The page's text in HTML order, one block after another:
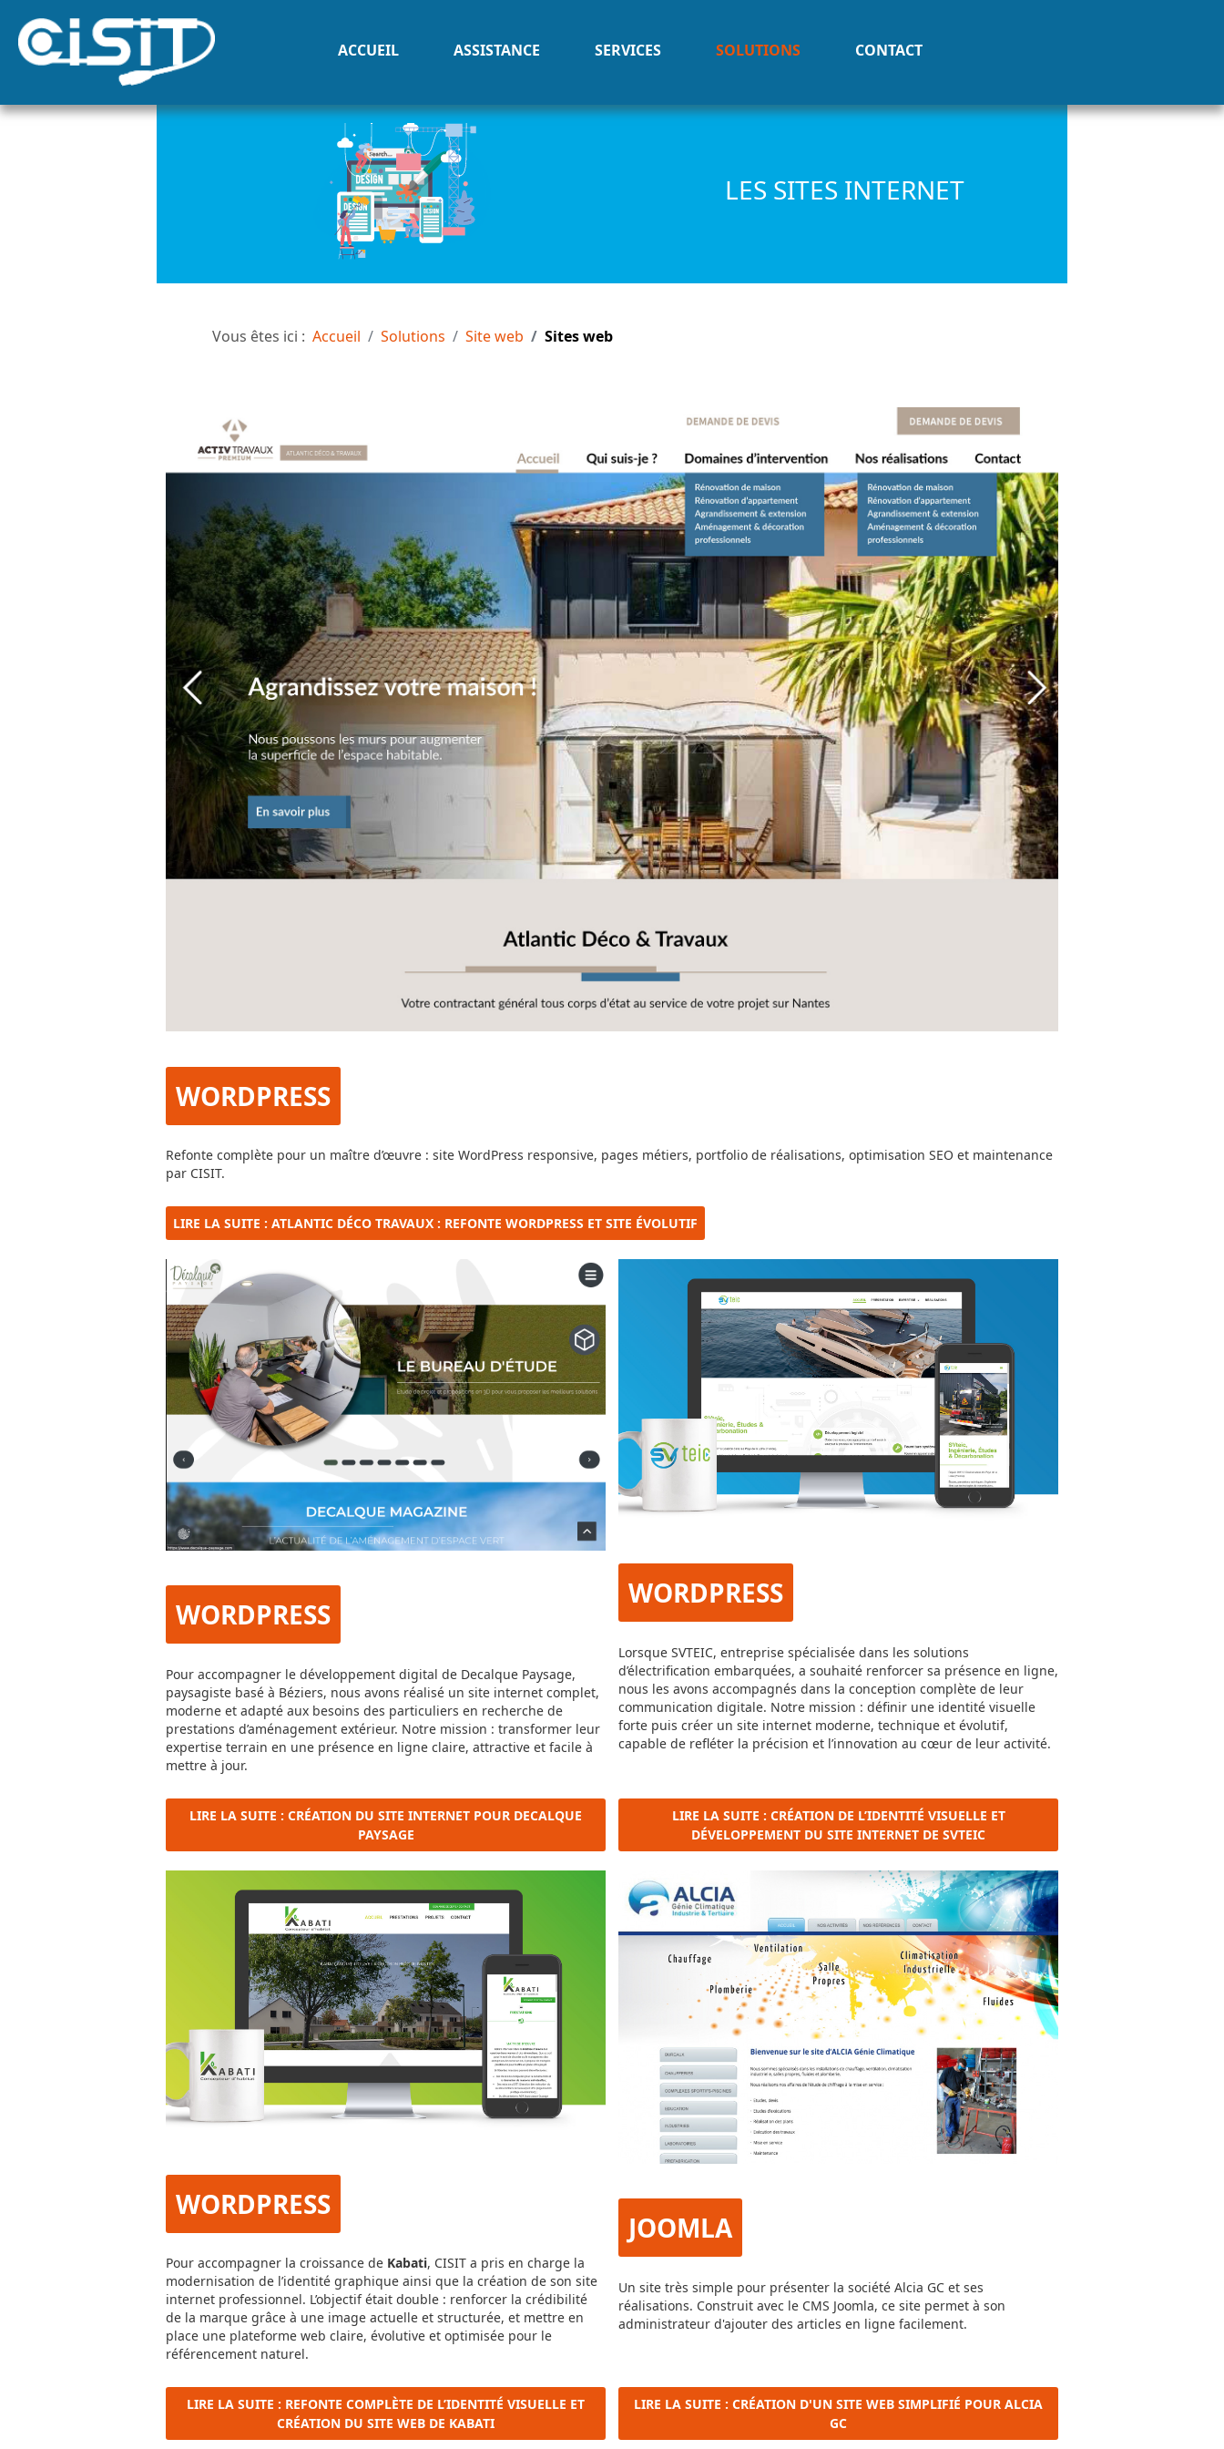
ACCUEIL ASSISTANCE SERVICES SOLUTIONS CONTACT
LES SITES INTERNET
Vous êtes ici : Accueil Solutions Site web Sites web
WORDPRESS
Refonte complète pour un maître d’œuvre : site WordPress responsive, pages métiers, portfolio de réalisations, optimisation SEO et maintenance
par CISIT.
LIRE LA SUITE : ATLANTIC DÉCO TRAVAUX : REFONTE WORDPRESS ET SITE ÉVOLUTIF
WORDPRESS
Pour accompagner le développement digital de Decalque Paysage,
paysagiste basé à Béziers, nous avons réalisé un site internet complet,
moderne et adapté aux besoins des particuliers en recherche de
prestations d’aménagement extérieur. Notre mission : transformer leur
expertise terrain en une présence en ligne claire, attractive et facile à
mettre à jour.
LIRE LA SUITE : CRÉATION DU SITE INTERNET POUR DECALQUE
PAYSAGE
WORDPRESS
Lorsque SVTEIC, entreprise spécialisée dans les solutions
d’électrification embarquées, a souhaité renforcer sa présence en ligne,
nous les avons accompagnés dans la conception complète de leur
communication digitale. Notre mission : définir une identité visuelle
forte puis créer un site internet moderne, technique et évolutif,
capable de refléter la précision et l’innovation au cœur de leur activité.
LIRE LA SUITE : CRÉATION DE L’IDENTITÉ VISUELLE ET
DÉVELOPPEMENT DU SITE INTERNET DE SVTEIC
WORDPRESS
Pour accompagner la croissance de Kabati, CISIT a pris en charge la
modernisation de l’identité graphique ainsi que la création de son site
internet professionnel. L’objectif était double : renforcer la crédibilité
de la marque grâce à une image actuelle et structurée, et mettre en
place une plateforme web claire, évolutive et optimisée pour le
référencement naturel.
LIRE LA SUITE : REFONTE COMPLÈTE DE L’IDENTITÉ VISUELLE ET
CRÉATION DU SITE WEB DE KABATI
JOOMLA
Un site très simple pour présenter la société Alcia GC et ses
réalisations. Construit avec le CMS Joomla, ce site permet à son
administrateur d'ajouter des articles en ligne facilement.
LIRE LA SUITE : CRÉATION D'UN SITE WEB SIMPLIFIÉ POUR ALCIA
GC